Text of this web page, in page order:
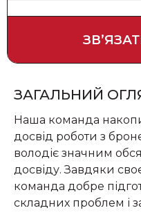
ЗАГАЛЬНИЙ
Наша команда
досвід роботи з
володіє значним
досвіду. Завдяки
команда добре
складних проблем і